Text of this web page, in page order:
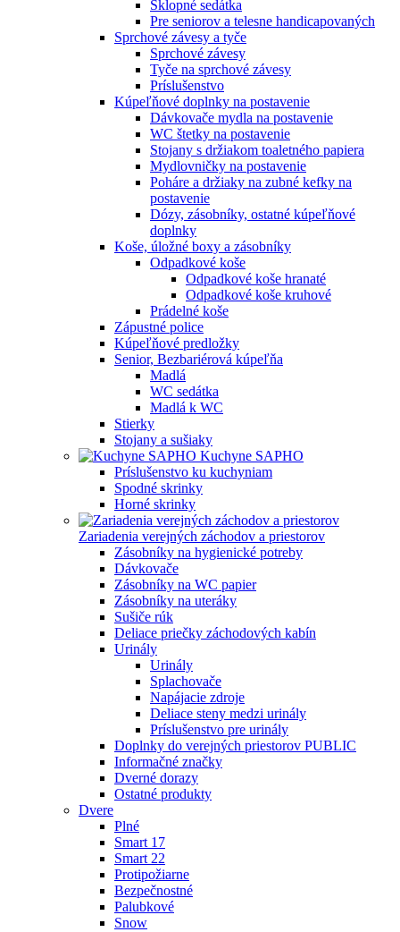
Sklopné sedátka
Pre seniorov a telesne handicapovaných
Sprchové závesy a tyče
Sprchové závesy
Tyče na sprchové závesy
Príslušenstvo
Kúpeľňové doplnky na postavenie
Dávkovače mydla na postavenie
WC štetky na postavenie
Stojany s držiakom toaletného papiera
Mydlovničky na postavenie
Poháre a držiaky na zubné kefky na
postavenie
Dózy, zásobníky, ostatné kúpeľňové
doplnky
Koše, úložné boxy a zásobníky
Odpadkové koše
Odpadkové koše hranaté
Odpadkové koše kruhové
Prádelné koše
Zápustné police
Kúpeľňové predložky
Senior, Bezbariérová kúpeľňa
Madlá
WC sedátka
Madlá k WC
Stierky
Stojany a sušiaky
Kuchyne SAPHO
Príslušenstvo ku kuchyniam
Spodné skrinky
Horné skrinky
Zariadenia verejných záchodov a priestorov
Zásobníky na hygienické potreby
Dávkovače
Zásobníky na WC papier
Zásobníky na uteráky
Sušiče rúk
Deliace priečky záchodových kabín
Urinály
Urinály
Splachovače
Napájacie zdroje
Deliace steny medzi urinály
Príslušenstvo pre urinály
Doplnky do verejných priestorov PUBLIC
Informačné značky
Dverné dorazy
Ostatné produkty
Dvere
Plné
Smart 17
Smart 22
Protipožiarne
Bezpečnostné
Palubkové
Snow